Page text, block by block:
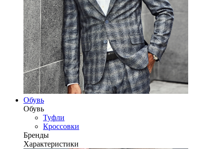
Обувь
Обувь
Туфли
Кроссовки
Бренды
Характеристики